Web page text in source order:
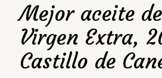
Mejor aceite
Virgen Extra,
Castillo de